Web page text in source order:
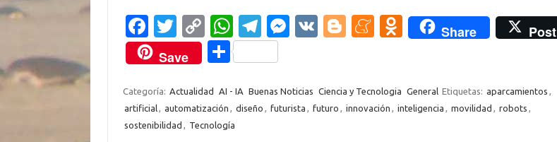
Fa
c
e
b
o
T
w
it
te
r
C
o
p
y
Li
W
h
at
s
A
T
el
e
gr
a
M
n
g
V
Bl
g
er
M
e
a
O
o
kl
Share
Post
Save
C
m
p
Categoría: Actualidad AI - IA Buenas Noticias Ciencia y Tecnologia General Etiquetas: aparcamientos ,
artificial, automatización , diseño , futurista , futuro , innovación , inteligencia , movilidad , robots ,
sostenibilidad , Tecnología